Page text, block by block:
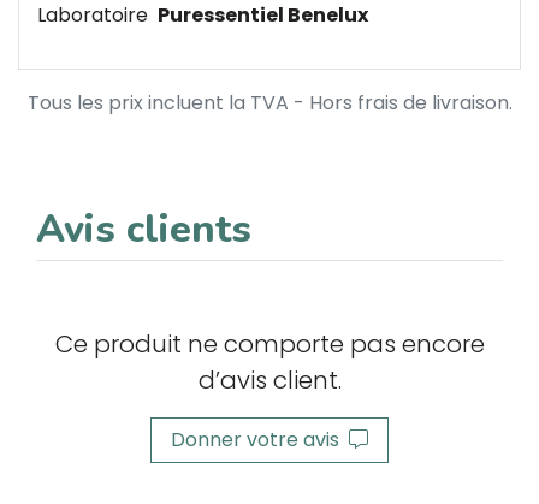
Laboratoire Puressentiel Benelux
Tous les prix incluent la TVA - Hors frais de livraison.
Avis clients
Ce produit ne comporte pas encore
d’avis client.
Donner votre avis